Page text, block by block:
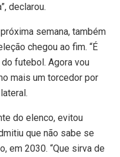
declarou.
semana, também
chegou ao fim. “É
futebol. Agora vou
mais um torcedor por
do elenco, evitou
que não sabe se
em 2030. “Que sirva de